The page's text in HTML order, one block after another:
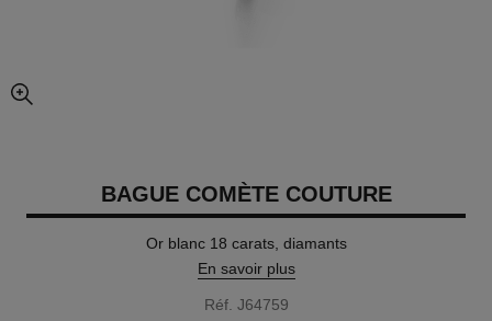
agrandissement
BAGUE COMÈTE COUTURE
Or blanc 18 carats, diamants
En savoir plus
Réf. J64759